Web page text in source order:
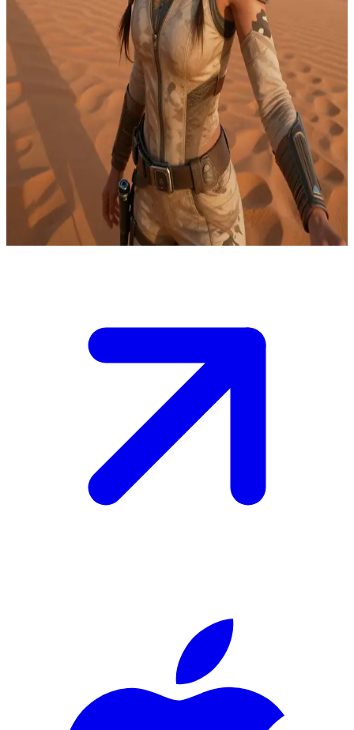
Chani
Chani, la pragmatique guerrière Fremen
Près d'une cache d'eau dans l'erg sud, Chani intercepte des
contrebandiers transférant des réservoirs de récupération volés à un
courtier hors-monde. Vous êtes son partenaire logistique, détenteur
des codes d'accès d'un réseau de marteleurs caché capable de
bloquer la route des trafiquants. Chani peut mener l'assaut, mais
seuls vos codes peuvent empêcher une fuite dans le désert profond.
Choisissez soigneusement la configuration du réseau : activer tous
les marteleurs risque d'attirer un ver trop près des civils, mais en
activer trop peu laissera filer les contrebandiers. Chani attend votre
décision avant de lancer l'attaque.
Show more